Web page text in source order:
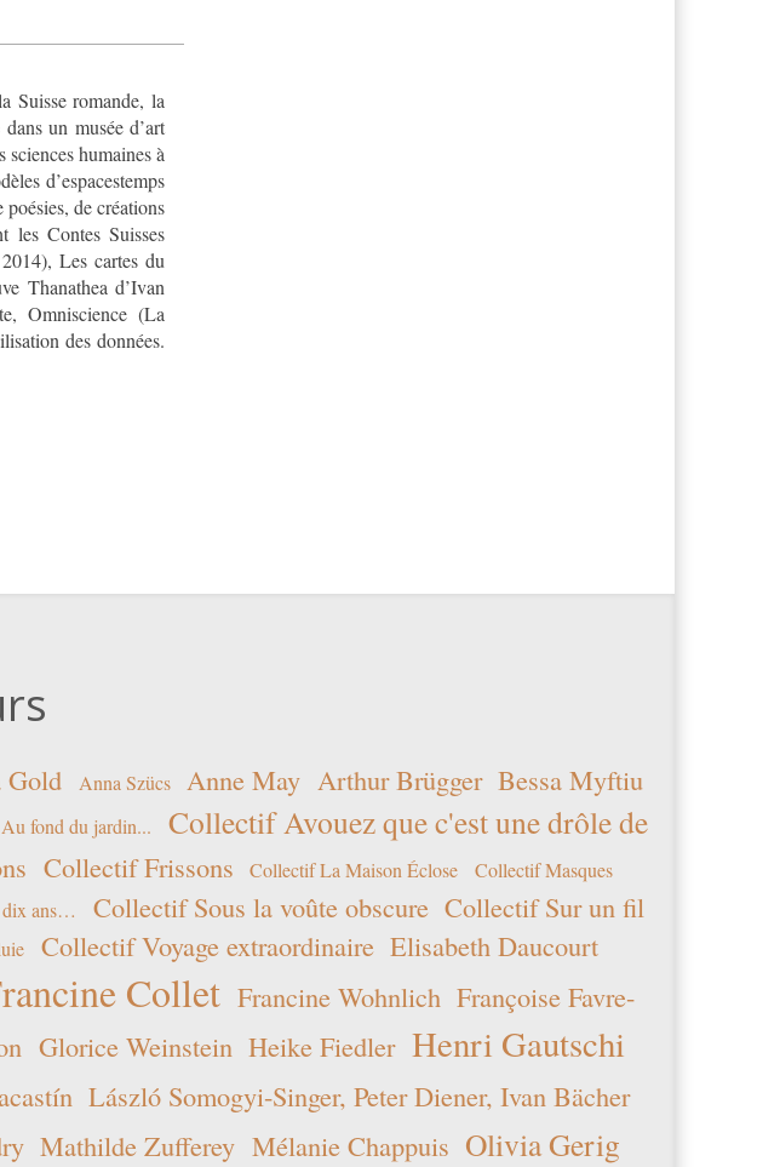
Suisse romande, la
un musée d’art
humaines à
d’espacestemps
de créations
les Contes Suisses
Les cartes du
Thanathea d’Ivan
Omniscience (La
des données.
Gold Anna Szücs Anne May Arthur Brügger Bessa Myftiu
fond du jardin...
Collectif Avouez que c'est une drôle de
Collectif Frissons Collectif La Maison Éclose Collectif Masques
dix ans… Collectif Sous la voûte obscure Collectif Sur un fil
Collectif Voyage extraordinaire Elisabeth Daucourt
Collet Francine Wohnlich Françoise Favre-
Glorice Weinstein Heike Fiedler Henri Gautschi
László Somogyi-Singer, Peter Diener, Ivan Bächer
Mathilde Zufferey Mélanie Chappuis Olivia Gerig